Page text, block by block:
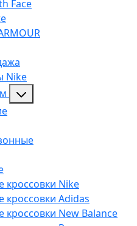
Face
Nike
кроссовки Nike
кроссовки Adidas
кроссовки New Balance